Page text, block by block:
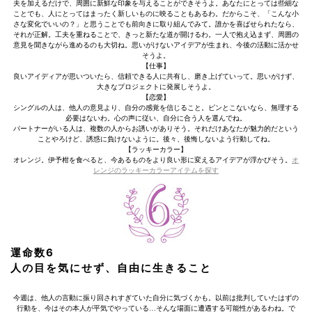
夫を加えるだけで、周囲に新鮮な印象を与えることができそうよ。あなたにとっては些細な
ことでも、人にとってはまったく新しいものに映ることもあるわ。だからこそ、「こんな小
さな変化でいいの？」と思うことでも前向きに取り組んでみて。誰かを喜ばせられたなら、
それが正解。工夫を重ねることで、きっと新たな道が開けるわ。一人で抱え込まず、周囲の
意見を聞きながら進めるのも大切ね。思いがけないアイデアが生まれ、今後の活動に活かせ
そうよ。
【仕事】
良いアイディアが思いついたら、信頼できる人に共有し、磨き上げていって。思いがけず、
大きなプロジェクトに発展しそうよ。
【恋愛】
シングルの人は、他人の意見より、自分の感覚を信じること。ピンとこないなら、無理する
必要はないわ。心の声に従い、自分に合う人を選んでね。
パートナーがいる人は、複数の人からお誘いがありそう。それだけあなたが魅力的だという
ことやろけど、誘惑に負けないように。後々、後悔しないよう行動してね。
【ラッキーカラー】
オレンジ。伊予柑を食べると、今あるものをより良い形に変えるアイデアが浮かびそう。 オ
レンジのラッキーカラーアイテムを探す
運命数6
人の目を気にせず、自由に生きること
今週は、他人の言動に振り回されすぎていた自分に気づくかも。以前は批判していたはずの
行動を、今はその本人が平気でやっている…そんな場面に遭遇する可能性があるわね。で